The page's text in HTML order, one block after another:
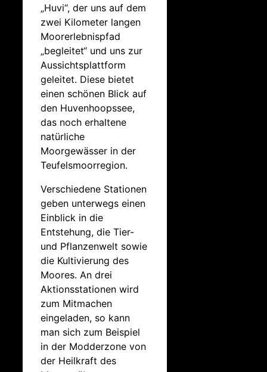
„Huvi“, der uns auf dem
zwei Kilometer langen
Moorerlebnispfad
„begleitet“ und uns zur
Aussichtsplattform
geleitet. Diese bietet
einen schönen Blick auf
den Huvenhoopssee,
das noch erhaltene
natürliche
Moorgewässer in der
Teufelsmoorregion.
Verschiedene Stationen
geben unterwegs einen
Einblick in die
Entstehung, die Tier-
und Pflanzenwelt sowie
die Kultivierung des
Moores. An drei
Aktionsstationen wird
zum Mitmachen
eingeladen, so kann
man sich zum Beispiel
in der Modderzone von
der Heilkraft des